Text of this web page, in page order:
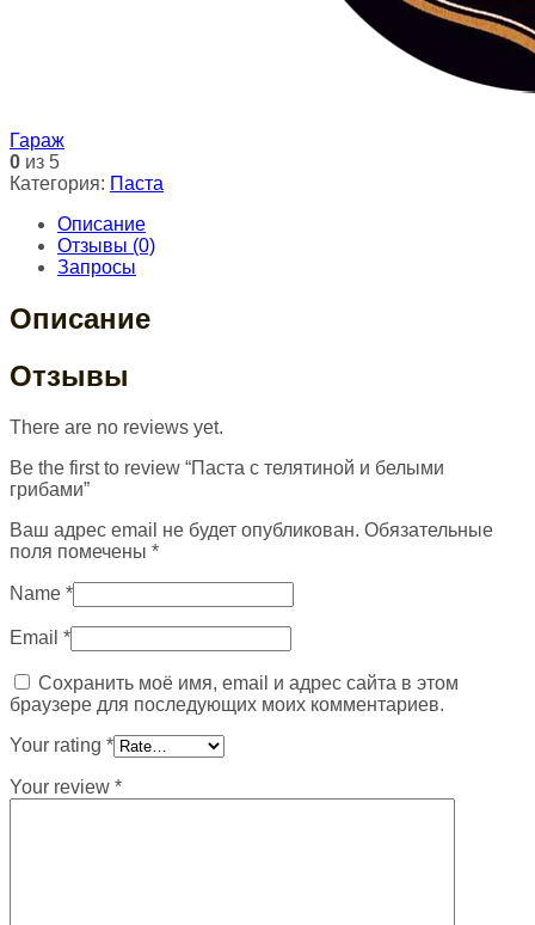
Гараж
0 из 5
Категория: Паста
Описание
Отзывы (0)
Запросы
Описание
Отзывы
There are no reviews yet.
Be the first to review “Паста с телятиной и белыми
грибами”
Ваш адрес email не будет опубликован. Обязательные
поля помечены *
Name *
Email *
Сохранить моё имя, email и адрес сайта в этом
браузере для последующих моих комментариев.
Your rating *
Your review *